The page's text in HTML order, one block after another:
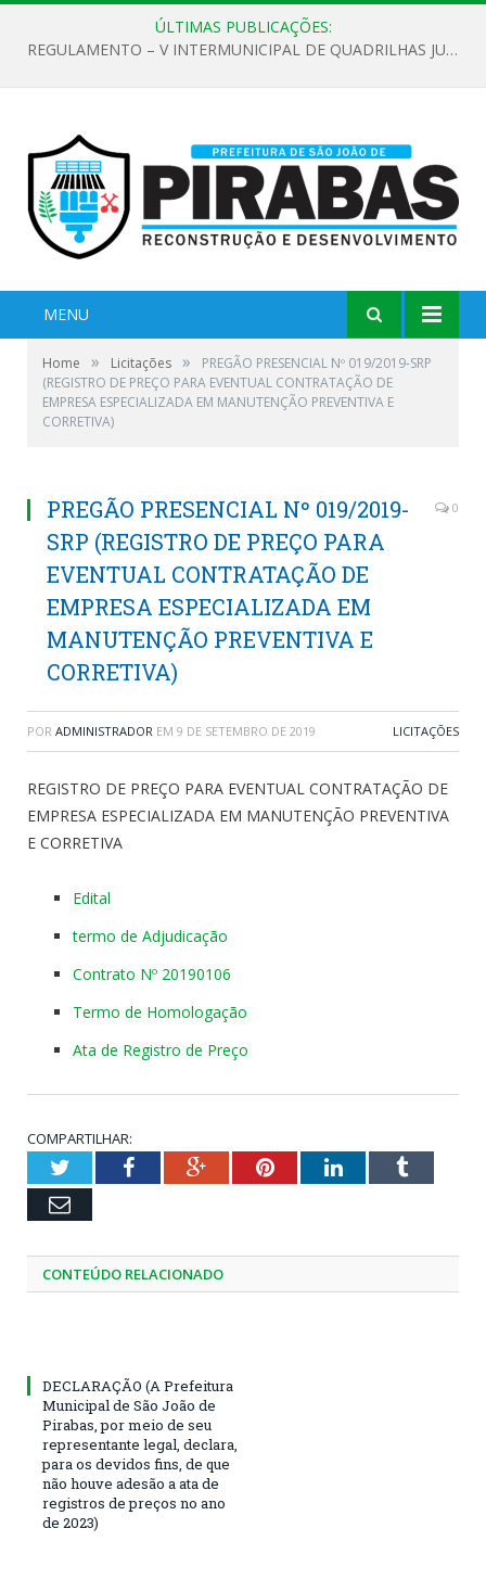
ÚLTIMAS PUBLICAÇÕES:
REGULAMENTO – V INTERMUNICIPAL DE QUADRILHAS JUNINAS 2026
MENU
Home » Licitações »
PREGÃO PRESENCIAL Nº 019/2019-SRP
(REGISTRO DE PREÇO PARA EVENTUAL CONTRATAÇÃO DE
EMPRESA ESPECIALIZADA EM MANUTENÇÃO PREVENTIVA E
CORRETIVA)
PREGÃO PRESENCIAL Nº 019/2019-
SRP (REGISTRO DE PREÇO PARA
EVENTUAL CONTRATAÇÃO DE
EMPRESA ESPECIALIZADA EM
MANUTENÇÃO PREVENTIVA E
CORRETIVA)
0
POR ADMINISTRADOR EM 9 DE SETEMBRO DE 2019 LICITAÇÕES
REGISTRO DE PREÇO PARA EVENTUAL CONTRATAÇÃO DE
EMPRESA ESPECIALIZADA EM MANUTENÇÃO PREVENTIVA
E CORRETIVA
Edital
termo de Adjudicação
Contrato Nº 20190106
Termo de Homologação
Ata de Registro de Preço
COMPARTILHAR:
TwitterFacebookGoogle+PinterestLinkedInTumblr
Email
CONTEÚDO RELACIONADO
DECLARAÇÃO (A Prefeitura
Municipal de São João de
Pirabas, por meio de seu
representante legal, declara,
para os devidos fins, de que
não houve adesão a ata de
registros de preços no ano
de 2023)